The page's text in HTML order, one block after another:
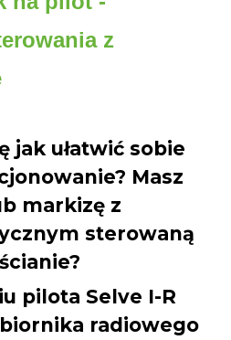
z
jak ułatwić sobie
Masz
markizę z
sterowaną
pilota Selve I-R
radiowego